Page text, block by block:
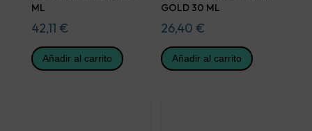
ML
42,11 €
Añadir al carrito
GOLD 30 ML
26,40 €
Añadir al carrito